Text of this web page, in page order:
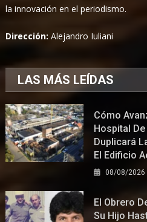
la innovación en el periodismo.
Dirección:Alejandro Iuliani
LAS MÁS LEÍDAS
Cómo
Hospital
Duplicará
El Edificio
08/08/2026
El Obrero
Su Hijo